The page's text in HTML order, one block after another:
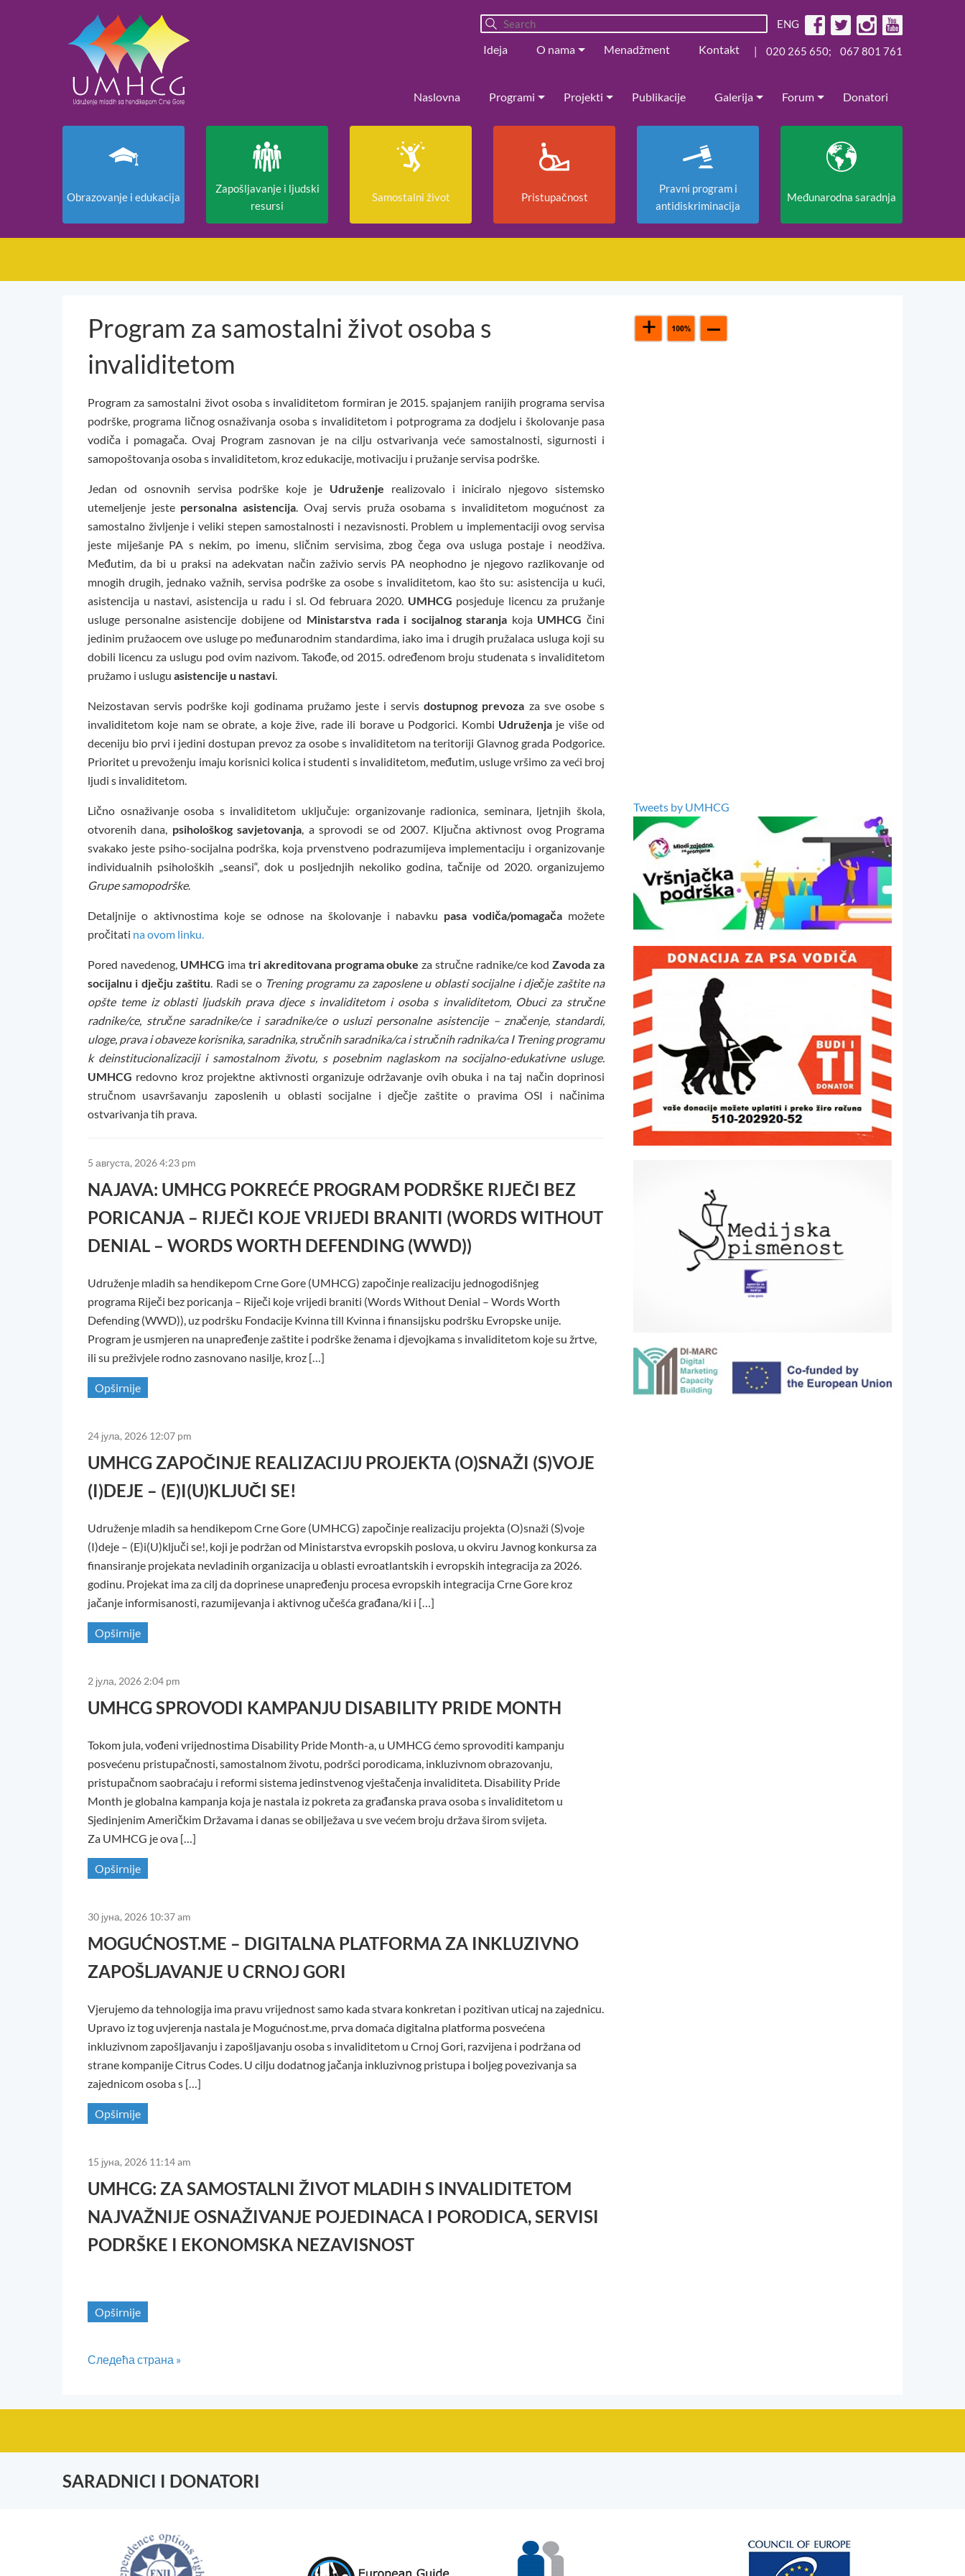
ENG
Ideja O nama Menadžment Kontakt | 020 265 650; 067 801 761
Naslovna Programi Projekti Publikacije Galerija Forum Donatori
Obrazovanje i edukacija
Zapošljavanje i ljudski
resursi
Samostalni život Pristupačnost
Pravni program i
antidiskriminacija
Međunarodna saradnja
Program za samostalni život osoba s
invaliditetom
Program za samostalni život osoba s invaliditetom formiran je 2015. spajanjem ranijih programa servisa
podrške, programa ličnog osnaživanja osoba s invaliditetom i potprograma za dodjelu i školovanje pasa
vodiča i pomagača. Ovaj Program zasnovan je na cilju ostvarivanja veće samostalnosti, sigurnosti i
samopoštovanja osoba s invaliditetom, kroz edukacije, motivaciju i pružanje servisa podrške.
Jedan od osnovnih servisa podrške koje je Udruženje realizovalo i iniciralo njegovo sistemsko
utemeljenje jeste personalna asistencija. Ovaj servis pruža osobama s invaliditetom mogućnost za
samostalno življenje i veliki stepen samostalnosti i nezavisnosti. Problem u implementaciji ovog servisa
jeste miješanje PA s nekim, po imenu, sličnim servisima, zbog čega ova usluga postaje i neodživa.
Međutim, da bi u praksi na adekvatan način zaživio servis PA neophodno je njegovo razlikovanje od
mnogih drugih, jednako važnih, servisa podrške za osobe s invaliditetom, kao što su: asistencija u kući,
asistencija u nastavi, asistencija u radu i sl. Od februara 2020. UMHCG posjeduje licencu za pružanje
usluge personalne asistencije dobijene od Ministarstva rada i socijalnog staranja koja UMHCG čini
jedinim pružaocem ove usluge po međunarodnim standardima, iako ima i drugih pružalaca usluga koji su
dobili licencu za uslugu pod ovim nazivom. Takođe, od 2015. određenom broju studenata s invaliditetom
pružamo i uslugu asistencije u nastavi.
Neizostavan servis podrške koji godinama pružamo jeste i servisdostupnog prevoza za sve osobe s
invaliditetom koje nam se obrate, a koje žive, rade ili borave u Podgorici. Kombi Udruženjaje više od
deceniju bio prvi i jedini dostupan prevoz za osobe s invaliditetom na teritoriji Glavnog grada Podgorice.
Prioritet u prevoženju imaju korisnici kolica i studenti s invaliditetom, međutim, usluge vršimo za veći broj
ljudi s invaliditetom.
Lično osnaživanje osoba s invaliditetom uključuje: organizovanje radionica, seminara, ljetnjih škola,
otvorenih dana, psihološkog savjetovanja, a sprovodi se od 2007. Ključna aktivnost ovog Programa
svakako jeste psiho-socijalna podrška, koja prvenstveno podrazumijeva implementaciju i organizovanje
individualnih psiholoških „seansi“, dok u posljednjih nekoliko godina, tačnije od 2020. organizujemo
Grupe samopodrške.
Detaljnije o aktivnostima koje se odnose na školovanje i nabavku pasa vodiča/pomagačamožete
pročitati na ovom linku.
Pored navedenog, UMHCG ima triakreditovana programa obuke za stručne radnike/ce kodZavoda za
socijalnu i dječju zaštitu. Radi se o Trening programu za zaposlene u oblasti socijalne i dječje zaštite na
opšte teme iz oblasti ljudskih prava djece s invaliditetom i osoba s invaliditetom, Obuci za stručne
radnike/ce, stručne saradnike/ce i saradnike/ce o usluzi personalne asistencije – značenje, standardi,
uloge, prava i obaveze korisnika, saradnika, stručnih saradnika/ca i stručnih radnika/ca I Trening programu
k deinstitucionalizaciji i samostalnom životu, s posebnim naglaskom na socijalno-edukativne usluge.
UMHCG redovno kroz projektne aktivnosti organizuje održavanje ovih obuka i na taj način doprinosi
stručnom usavršavanju zaposlenih u oblasti socijalne i dječje zaštite o pravima OSI i načinima
ostvarivanja tih prava.
5 августа, 2026 4:23 pm
NAJAVA: UMHCG POKREĆE PROGRAM PODRŠKE RIJEČI BEZ
PORICANJA – RIJEČI KOJE VRIJEDI BRANITI (WORDS WITHOUT
DENIAL – WORDS WORTH DEFENDING (WWD))
Udruženje mladih sa hendikepom Crne Gore (UMHCG) započinje realizaciju jednogodišnjeg
programa Riječi bez poricanja – Riječi koje vrijedi braniti (Words Without Denial – Words Worth
Defending (WWD)), uz podršku Fondacije Kvinna till Kvinna i finansijsku podršku Evropske unije.
Program je usmjeren na unapređenje zaštite i podrške ženama i djevojkama s invaliditetom koje su žrtve,
ili su preživjele rodno zasnovano nasilje, kroz […]
Opširnije
24 јула, 2026 12:07 pm
UMHCG ZAPOČINJE REALIZACIJU PROJEKTA (O)SNAŽI (S)VOJE
(I)DEJE – (E)I(U)KLJUČI SE!
Udruženje mladih sa hendikepom Crne Gore (UMHCG) započinje realizaciju projekta (O)snaži (S)voje
(I)deje – (E)i(U)ključi se!, koji je podržan od Ministarstva evropskih poslova, u okviru Javnog konkursa za
finansiranje projekata nevladinih organizacija u oblasti evroatlantskih i evropskih integracija za 2026.
godinu. Projekat ima za cilj da doprinese unapređenju procesa evropskih integracija Crne Gore kroz
jačanje informisanosti, razumijevanja i aktivnog učešća građana/ki i […]
Opširnije
2 јула, 2026 2:04 pm
UMHCG SPROVODI KAMPANJU DISABILITY PRIDE MONTH
Tokom jula, vođeni vrijednostima Disability Pride Month-a, u UMHCG ćemo sprovoditi kampanju
posvećenu pristupačnosti, samostalnom životu, podršci porodicama, inkluzivnom obrazovanju,
pristupačnom saobraćaju i reformi sistema jedinstvenog vještačenja invaliditeta. Disability Pride
Month je globalna kampanja koja je nastala iz pokreta za građanska prava osoba s invaliditetom u
Sjedinjenim Američkim Državama i danas se obilježava u sve većem broju država širom svijeta.
Za UMHCG je ova […]
Opširnije
30 јуна, 2026 10:37 am
MOGUĆNOST.ME – DIGITALNA PLATFORMA ZA INKLUZIVNO
ZAPOŠLJAVANJE U CRNOJ GORI
Vjerujemo da tehnologija ima pravu vrijednost samo kada stvara konkretan i pozitivan uticaj na zajednicu.
Upravo iz tog uvjerenja nastala je Mogućnost.me, prva domaća digitalna platforma posvećena
inkluzivnom zapošljavanju i zapošljavanju osoba s invaliditetom u Crnoj Gori, razvijena i podržana od
strane kompanije Citrus Codes. U cilju dodatnog jačanja inkluzivnog pristupa i boljeg povezivanja sa
zajednicom osoba s […]
Opširnije
15 јуна, 2026 11:14 am
UMHCG: ZA SAMOSTALNI ŽIVOT MLADIH S INVALIDITETOM
NAJVAŽNIJE OSNAŽIVANJE POJEDINACA I PORODICA, SERVISI
PODRŠKE I EKONOMSKA NEZAVISNOST
Opširnije
Следећа страна »
Tweets by UMHCG
SARADNICI I DONATORI